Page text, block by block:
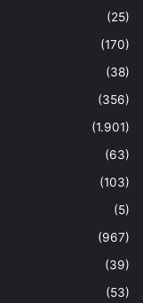
(25)
(170)
(38)
(356)
(1.901)
(63)
(103)
(5)
(967)
(39)
(53)